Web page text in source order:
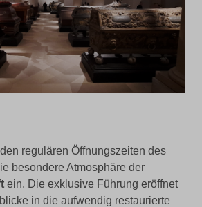
regulären Öffnungszeiten des
besondere Atmosphäre der
ein. Die exklusive Führung eröffnet
in die aufwendig restaurierte